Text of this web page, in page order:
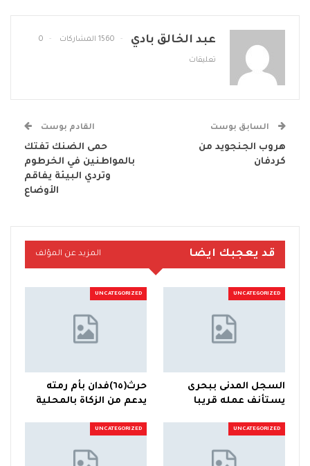
عبد الخالق بادي 1560 المشاركات 0
تعليقات
السابق بوست
هروب الجنجويد من
كردفان
القادم بوست
حمى الضنك تفتك
بالمواطنين في الخرطوم
وتردي البيئة يفاقم
الأوضاع
قد يعجبك ايضا المزيد عن المؤلف
UNCATEGORIZED
السجل المدنى ببحرى
يستأنف عمله قريبا
UNCATEGORIZED
حرث(٦٥)فدان بأم رمته
يدعم من الزكاة بالمحلية
UNCATEGORIZED
UNCATEGORIZED